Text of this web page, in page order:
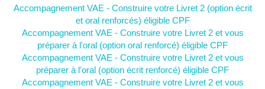
Accompagnement VAE - Construire votre Livret 2 (option écrit
et oral renforcés) éligible CPF
Accompagnement VAE - Construire votre Livret 2 et vous
préparer à l'oral (option oral renforcé) éligible CPF
Accompagnement VAE - Construire votre Livret 2 et vous
préparer à l'oral (option écrit renforcé) éligible CPF
Accompagnement VAE - Construire votre Livret 2 et vous